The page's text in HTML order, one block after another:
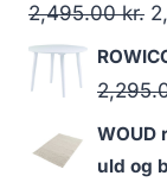
2,495.00kr.
uld og